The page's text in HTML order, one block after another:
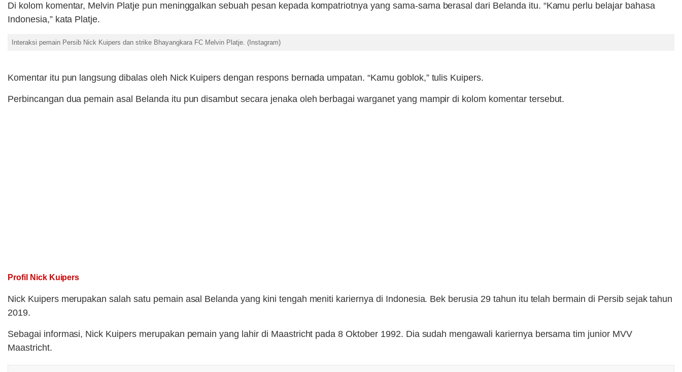
Di kolom komentar, Melvin Platje pun meninggalkan sebuah pesan kepada kompatriotnya yang sama-sama berasal dari Belanda itu. “Kamu perlu belajar bahasa
Indonesia,” kata Platje.
Interaksi pemain Persib Nick Kuipers dan strike Bhayangkara FC Melvin Platje. (Instagram)
Komentar itu pun langsung dibalas oleh Nick Kuipers dengan respons bernada umpatan. “Kamu goblok,” tulis Kuipers.
Perbincangan dua pemain asal Belanda itu pun disambut secara jenaka oleh berbagai warganet yang mampir di kolom komentar tersebut.
Profil Nick Kuipers
Nick Kuipers merupakan salah satu pemain asal Belanda yang kini tengah meniti kariernya di Indonesia. Bek berusia 29 tahun itu telah bermain di Persib sejak tahun
2019.
Sebagai informasi, Nick Kuipers merupakan pemain yang lahir di Maastricht pada 8 Oktober 1992. Dia sudah mengawali kariernya bersama tim junior MVV
Maastricht.